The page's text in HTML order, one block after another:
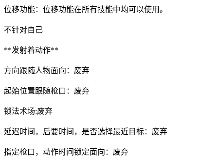
位移功能：位移功能在所有技能中均可以使用。
不针对自己
**发射着动作**
方向跟随人物面向：废弃
起始位置跟随枪口：废弃
锁法术场:废弃
延迟时间，后要时间，是否选择最近目标：废弃
指定枪口，动作时间锁定面向：废弃